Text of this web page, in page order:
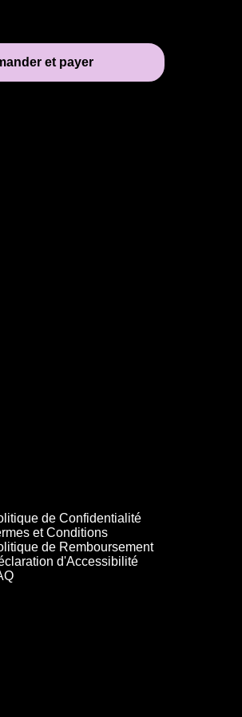
et payer
de Confidentialité
et Conditions
de Remboursement
d'Accessibilité